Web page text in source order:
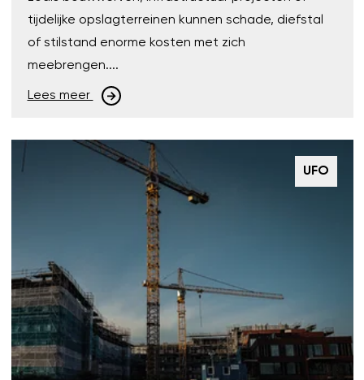
tijdelijke opslagterreinen kunnen schade, diefstal
of stilstand enorme kosten met zich
meebrengen....
Lees meer
UFO